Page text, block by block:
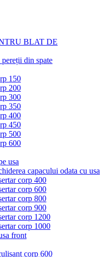
BLAT DE
din spate
150
200
300
350
400
450
500
600
usa
capacului odata cu usa
corp 400
corp 600
corp 800
corp 900
corp 1200
corp 1000
front
corp 600